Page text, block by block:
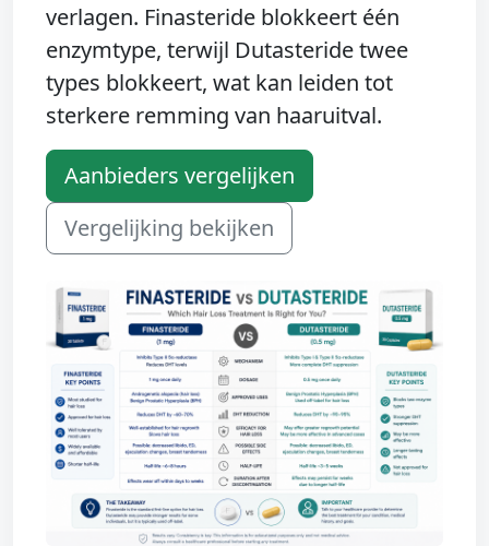
verlagen. Finasteride blokkeert één
enzymtype, terwijl Dutasteride twee
types blokkeert, wat kan leiden tot
sterkere remming van haaruitval.
Aanbieders vergelijken
Vergelijking bekijken